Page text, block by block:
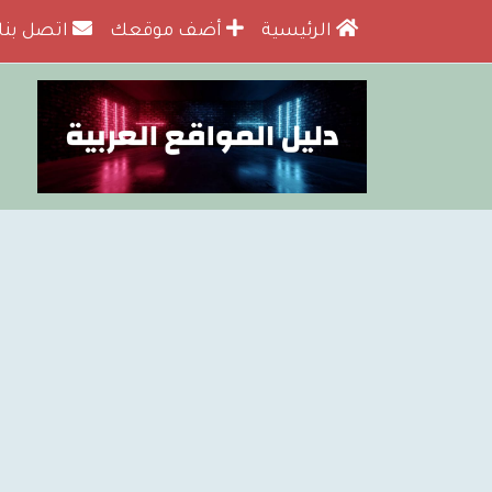
الرئيسية أضف موقعك اتصل بنا